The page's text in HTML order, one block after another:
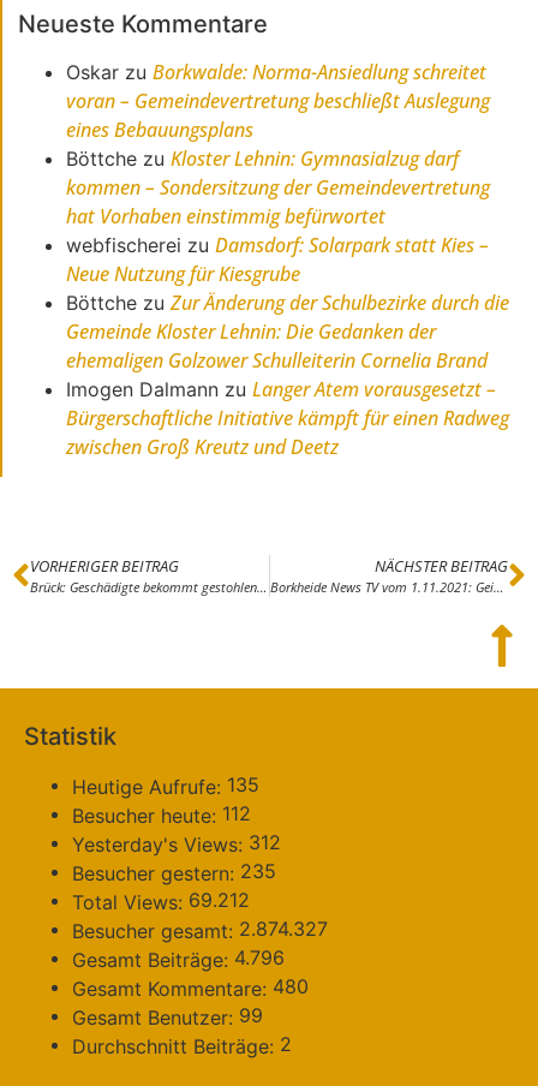
Neueste Kommentare
Oskar zu Borkwalde: Norma-Ansiedlung schreitet
voran – Gemeindevertretung beschließt Auslegung
eines Bebauungsplans
Böttche zu Kloster Lehnin: Gymnasialzug darf
kommen – Sondersitzung der Gemeindevertretung
hat Vorhaben einstimmig befürwortet
webfischerei zu Damsdorf: Solarpark statt Kies –
Neue Nutzung für Kiesgrube
Böttche zuZur Änderung der Schulbezirke durch die
Gemeinde Kloster Lehnin: Die Gedanken der
ehemaligen Golzower Schulleiterin Cornelia Brand
Imogen Dalmann zu Langer Atem vorausgesetzt –
Bürgerschaftliche Initiative kämpft für einen Radweg
zwischen Groß Kreutz und Deetz
VORHERIGER BEITRAG
Brück: Geschädigte bekommt gestohlenes Rad zurück
NÄCHSTER BEITRAG
Borkheide News TV vom 1.11.2021: Geisterstunde in Borkheide
Statistik
Heutige Aufrufe: 135
Besucher heute: 112
Yesterday's Views: 312
Besucher gestern: 235
Total Views: 69.212
Besucher gesamt: 2.874.327
Gesamt Beiträge: 4.796
Gesamt Kommentare: 480
Gesamt Benutzer: 99
Durchschnitt Beiträge: 2